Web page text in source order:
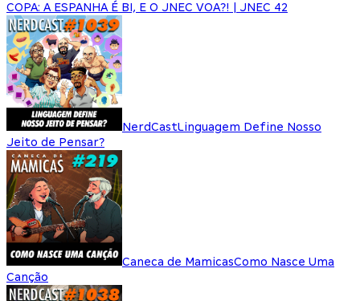
COPA: A ESPANHA É BI, E O JNEC VOA?! | JNEC 42
NerdCastLinguagem Define Nosso
Jeito de Pensar?
Caneca de MamicasComo Nasce Uma
Canção